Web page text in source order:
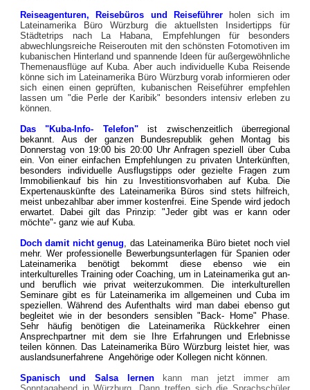
Reiseagenturen, Reisebüros und Reiseführer holen sich im
Lateinamerika Büro Würzburg die aktuellsten Insidertipps für
Städtetrips nach La Habana, Empfehlungen für besonders
abwechlungsreiche Reiserouten mit den schönsten Fotomotiven im
kubanischen Hinterland und spannende Ideen für außergewöhnliche
Themenausflüge auf Kuba. Aber auch individuelle Kuba Reisende
könne sich im Lateinamerika Büro Würzburg vorab informieren oder
sich einen einen geprüften, kubanischen Reiseführer empfehlen
lassen um "die Perle der Karibik" besonders intensiv erleben zu
können.
Das "Kuba-Info- Telefon"ist zwischenzeitlich überregional
bekannt. Aus der ganzen Bundesrepublik gehen Montag bis
Donnerstag von 19:00 bis 20:00 Uhr Anfragen speziell über Cuba
ein. Von einer einfachen Empfehlungen zu privaten Unterkünften,
besonders individuelle Ausflugstipps oder gezielte Fragen zum
Immobilienkauf bis hin zu Investitionsvorhaben auf Kuba. Die
Expertenauskünfte des Lateinamerika Büros sind stets hilfreich,
meist unbezahlbar aber immer kostenfrei. Eine Spende wird jedoch
erwartet. Dabei gilt das Prinzip: "Jeder gibt was er kann oder
möchte"- ganz wie auf Kuba.
Doch damit nicht genug , das Lateinamerika Büro bietet noch viel
mehr. Wer professionelle Bewerbungsunterlagen für Spanien oder
Lateinamerika benötigt bekommt diese ebenso wie ein
interkulturelles Training oder Coaching, um in Lateinamerika gut an-
und beruflich wie privat weiterzukommen. Die interkulturellen
Seminare gibt es für Lateinamerika im allgemeinen und Cuba im
speziellen.Während des Aufenthalts wird man dabei ebenso gut
begleitet wie in der besonders sensiblen "Back- Home" Phase.
Sehr häufig benötigen die Lateinamerika Rückkehrer einen
Ansprechpartner mit dem sie Ihre Erfahrungen und Erlebnisse
teilen können. Das Lateinamerika Büro Würzburg leistet hier, was
auslandsunerfahrene Angehörige oder Kollegen nicht können.
Spanisch und Salsa lernenkann man jetzt immer am